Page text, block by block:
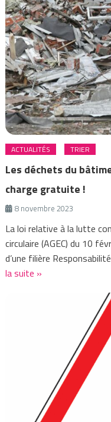
ACTUALITÉS TRIER
Les déchets du
charge gratuite !
8 novembre 2023
La loi relative à la lutte
circulaire (AGEC) du 10
d’une filière
la suite »